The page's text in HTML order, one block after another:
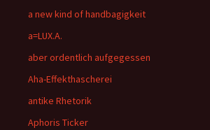
a new kind of handbagigkeit
a=LUX.A.
aber ordentlich aufgegessen
Aha-Effekthascherei
antike Rhetorik
Aphoris Ticker